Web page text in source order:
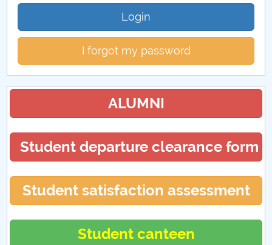
Hotărâri Senat din 10 septembrie 2018
Hotărâri Senat din 28 septembrie 2018
Hotărâri Senat din 17 decembrie 2018
Hotărâri Senat din 26 noiembrie 2018
Login
I forgot my password
ALUMNI
Student departure clearance form
Student satisfaction assessment
Student canteen